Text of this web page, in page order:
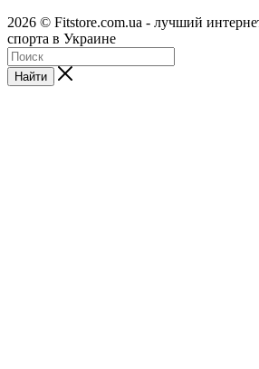
2026 © Fitstore.com.ua - лучший
спорта в Украине
Найти